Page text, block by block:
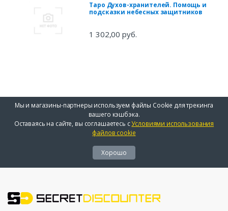
Таро Духов-хранителей. Помощь и
подсказки небесных защитников
1 302,00 руб.
Мы и магазины-партнеры используем файлы Cookie для трекинга
вашего кэшбэка.
Оставаясь на сайте, вы соглашаетесь сУсловиями использования
файлов cookie
Хорошо